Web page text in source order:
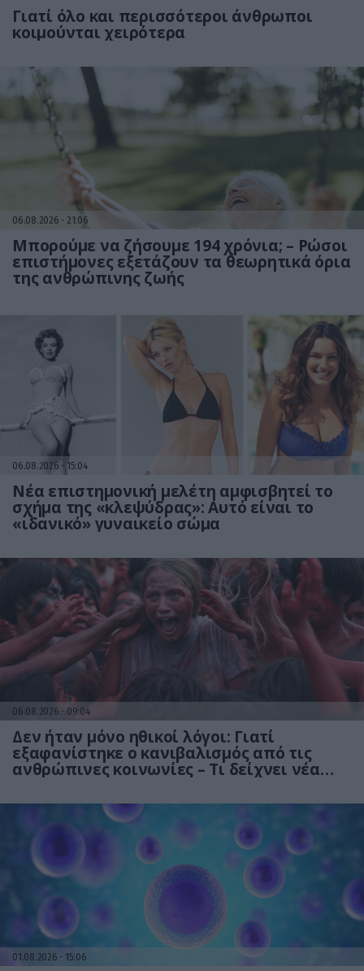
Γιατί όλο και περισσότεροι άνθρωποι
κοιμούνται χειρότερα
06.08.2026 21:06
Μπορούμε να ζήσουμε 194 χρόνια; – Ρώσοι
επιστήμονες εξετάζουν τα θεωρητικά όρια
της ανθρώπινης ζωής
06.08.2026 15:04
Νέα επιστημονική μελέτη αμφισβητεί το
σχήμα της «κλεψύδρας»: Αυτό είναι το
«ιδανικό» γυναικείο σώμα
06.08.2026 09:04
Δεν ήταν μόνο ηθικοί λόγοι: Γιατί
εξαφανίστηκε ο κανιβαλισμός από τις
ανθρώπινες κοινωνίες – Τι δείχνει νέα
01.08.2026 15:06